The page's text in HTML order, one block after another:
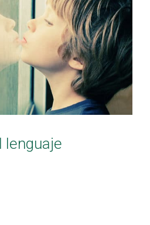
lenguaje